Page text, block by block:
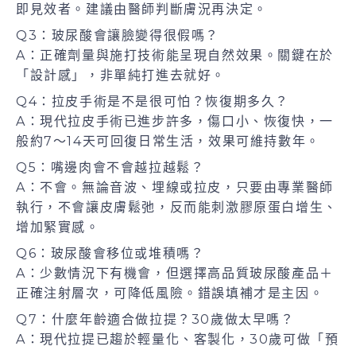
即見效者。建議由醫師判斷膚況再決定。
Q3：玻尿酸會讓臉變得很假嗎？
A：正確劑量與施打技術能呈現自然效果。關鍵在於
「設計感」，非單純打進去就好。
Q4：拉皮手術是不是很可怕？恢復期多久？
A：現代拉皮手術已進步許多，傷口小、恢復快，一
般約7～14天可回復日常生活，效果可維持數年。
Q5：嘴邊肉會不會越拉越鬆？
A：不會。無論音波、埋線或拉皮，只要由專業醫師
執行，不會讓皮膚鬆弛，反而能刺激膠原蛋白增生、
增加緊實感。
Q6：玻尿酸會移位或堆積嗎？
A：少數情況下有機會，但選擇高品質玻尿酸產品＋
正確注射層次，可降低風險。錯誤填補才是主因。
Q7：什麼年齡適合做拉提？30歲做太早嗎？
A：現代拉提已趨於輕量化、客製化，30歲可做「預